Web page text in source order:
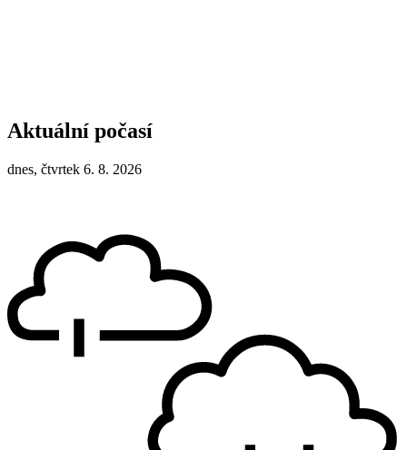
Aktuální počasí
dnes, čtvrtek 6. 8. 2026